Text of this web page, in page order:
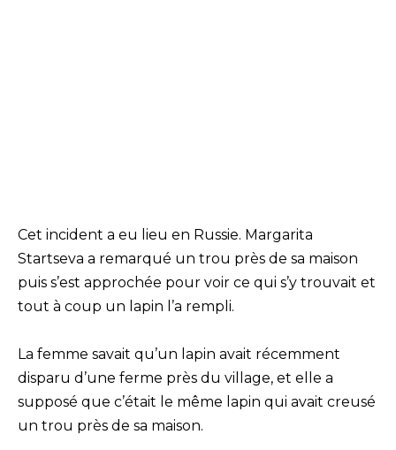
Cet incident a eu lieu en Russie. Margarita
Startseva a remarqué un trou près de sa maison
puis s’est approchée pour voir ce qui s’y trouvait et
tout à coup un lapin l’a rempli.
La femme savait qu’un lapin avait récemment
disparu d’une ferme près du village, et elle a
supposé que c’était le même lapin qui avait creusé
un trou près de sa maison.